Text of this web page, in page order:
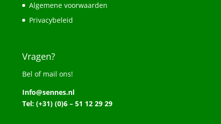
Algemene voorwaarden
Privacybeleid
Vragen?
Bel of mail ons!
Info@sennes.nl
Tel: (+31) (0)6 – 51 12 29 29